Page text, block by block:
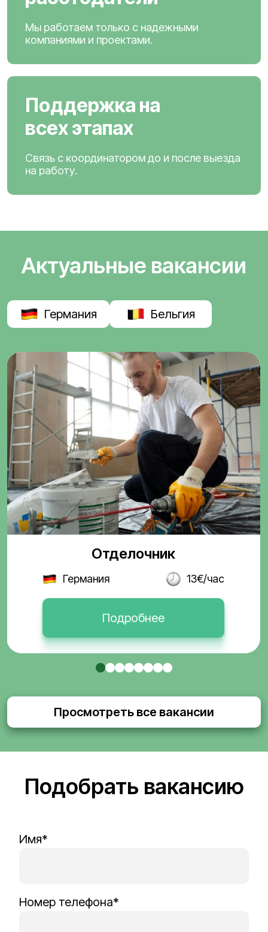
Мы работаем только с надежными
компаниями и проектами.
Поддержка на
всех этапах
Связь с координатором до и после выезда
на работу.
Актуальные вакансии
Германия Бельгия
Отделочник
Германия 13€/час
Подробнее
Просмотреть все вакансии
Подобрать вакансию
Имя*
Номер телефона*